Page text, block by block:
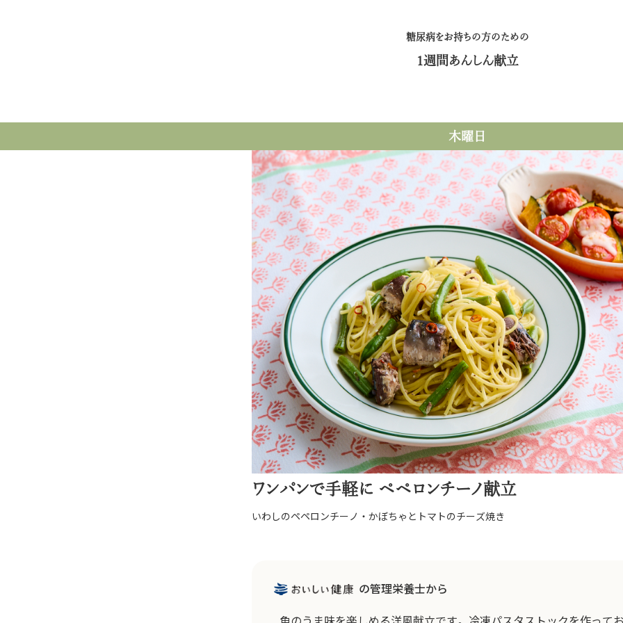
糖尿病をお持ちの方のための
1週間あんしん献立
木曜日
ワンパンで手軽に ペペロンチーノ献立
いわしのペペロンチーノ・かぼちゃとトマトのチーズ焼き
の管理栄養士から